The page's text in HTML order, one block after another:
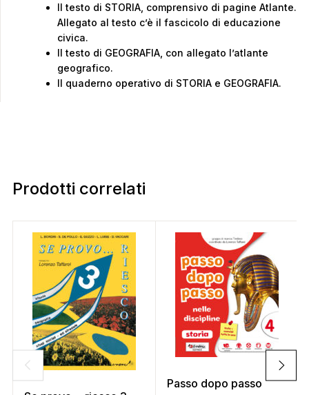
Il testo di STORIA, comprensivo di pagine Atlante.
Allegato al testo c’è il fascicolo di educazione
civica.
Il testo di GEOGRAFIA, con allegato l’atlante
geografico.
Il quaderno operativo di STORIA e GEOGRAFIA.
Prodotti correlati
Passo dopo passo